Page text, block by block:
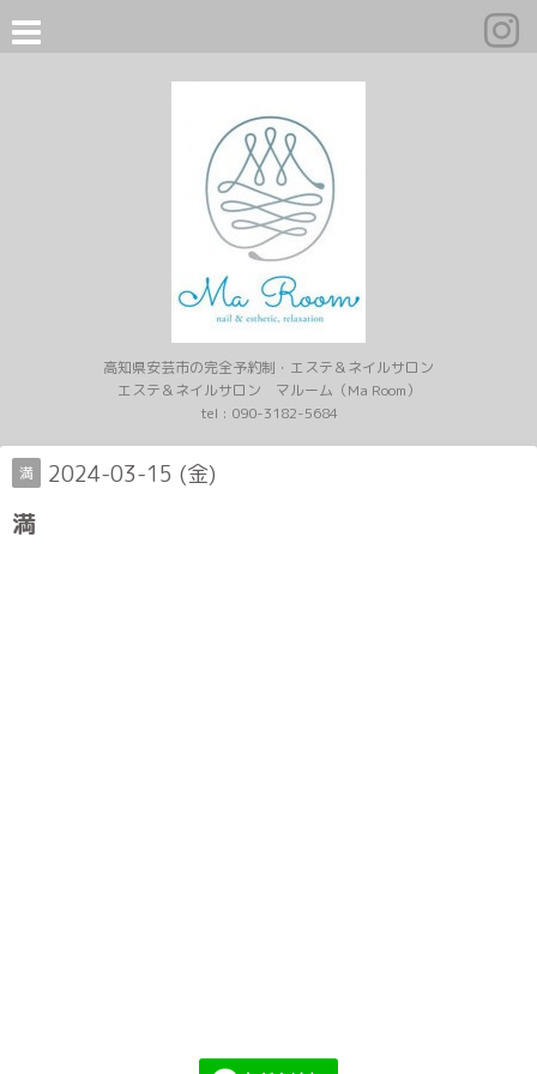
高知県安芸市の完全予約制・エステ＆ネイルサロン
エステ＆ネイルサロン マルーム（Ma Room）
tel : 090-3182-5684
満 2024-03-15 (金)
満